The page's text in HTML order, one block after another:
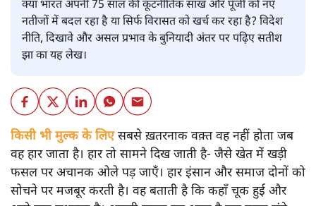
विचार| सतीश झा | 15 JUN, 2026
विदेश मंत्री जयशंकर
सतीश झा
क्या भारत अपनी 75 साल की कूटनीतिक साख और पूँजी को नए
नतीजों में बदल रहा है या सिर्फ विरासत को खर्च कर रहा है? विदेश